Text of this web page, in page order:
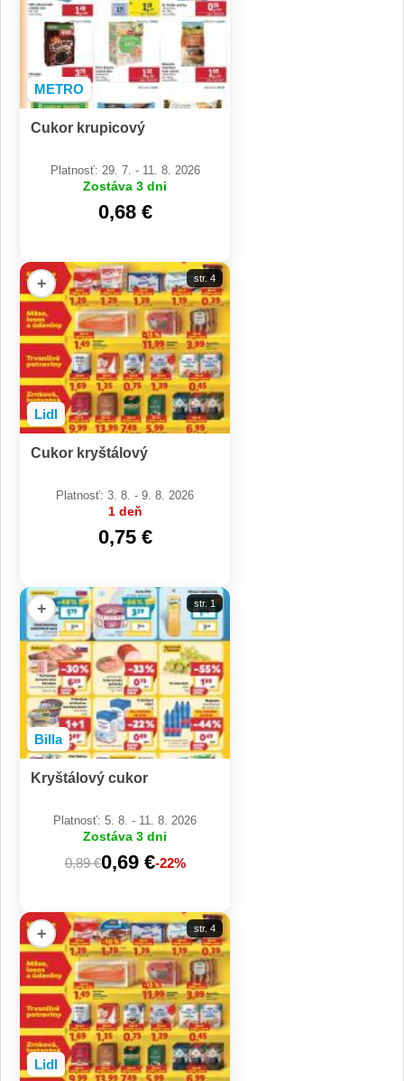
METRO
Cukor krupicový
Platnosť: 29. 7. - 11. 8. 2026
Zostáva 3 dni
0,68 €
+
Lidl
str. 4
Cukor kryštálový
Platnosť: 3. 8. - 9. 8. 2026
1 deň
0,75 €
+
Billa
str. 1
Kryštálový cukor
Platnosť: 5. 8. - 11. 8. 2026
Zostáva 3 dni
0,89 €0,69 €-22%
+
Lidl
str. 4